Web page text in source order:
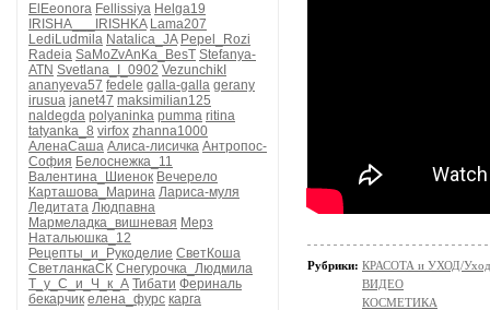
ElEeonora Fellissiya Helga19
IRISHA___IRISHKA Lama207
LediLudmila Natalica_JA Pepel_Rozi
Radeia SaMoZvAnKa_BesT Stefanya-
ATN Svetlana_I_0902 VezunchikI
ananyeva57 fedele galla-galla gerany
irusua janet47 maksimilian125
naldegda polyaninka pumma ritina
tatyanka_8 virfox zhanna1000
АленаСаша Алиса-лисичка Антропос-
София Белоснежка_11
Валентина_Шиенок Вечерело
Карташова_Марина Лариса-муля
Ледитата Людпавна
Мармеладка_вишневая Мерз
Натальюшка_12
Рецепты_и_Рукоделие СветКоша
СветланкаСК Снегурочка_Людмила
Т_у_С_и_Ч_к_А Тибати Фериналь
бекарчик елена_фурс карга
Рубрики: КРАСОТА и УХОД/Уход
ВИДЕО
КОСМЕТИКА